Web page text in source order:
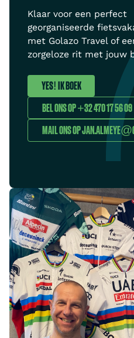
Klaar voor een perfect
georganiseerde
met Golazo Travel of
zorgeloze rit met jouw
YES! IK BOEK
BEL ONS OP +32 470 17 56 09
MAIL ONS OP